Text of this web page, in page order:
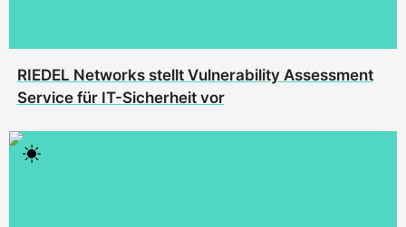
RIEDEL Networks stellt Vulnerability Assessment
Service für IT-Sicherheit vor